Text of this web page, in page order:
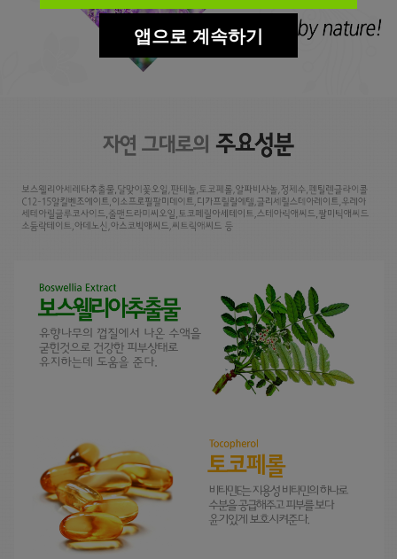
앱으로 계속하기